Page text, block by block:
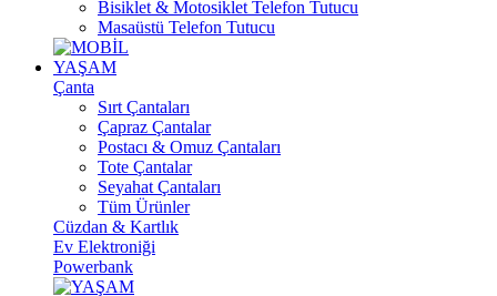
Bisiklet & Motosiklet Telefon Tutucu
Masaüstü Telefon Tutucu
YAŞAM
Çanta
Sırt Çantaları
Çapraz Çantalar
Postacı & Omuz Çantaları
Tote Çantalar
Seyahat Çantaları
Tüm Ürünler
Cüzdan & Kartlık
Ev Elektroniği
Powerbank